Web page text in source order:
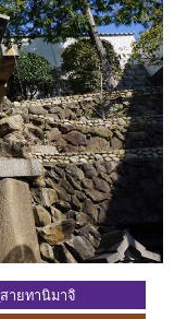
สายทานิมาจิ